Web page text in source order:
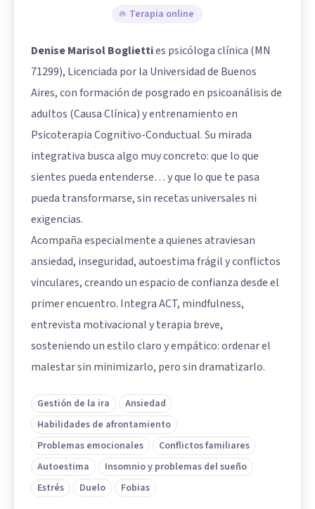
Terapia online
Denise Marisol Boglietties psicóloga clínica (MN
71299), Licenciada por la Universidad de Buenos
Aires, con formación de posgrado en psicoanálisis de
adultos (Causa Clínica) y entrenamiento en
Psicoterapia Cognitivo-Conductual. Su mirada
integrativa busca algo muy concreto: que lo que
sientes pueda entenderse… y que lo que te pasa
pueda transformarse, sin recetas universales ni
exigencias.
Acompaña especialmente a quienes atraviesan
ansiedad, inseguridad, autoestima frágil y conflictos
vinculares, creando un espacio de confianza desde el
primer encuentro. Integra ACT, mindfulness,
entrevista motivacional y terapia breve,
sosteniendo un estilo claro y empático: ordenar el
malestar sin minimizarlo, pero sin dramatizarlo.
Gestión de la ira
Ansiedad
Habilidades de afrontamiento
Problemas emocionales
Conflictos familiares
Autoestima
Insomnio y problemas del sueño
Estrés
Duelo Fobias